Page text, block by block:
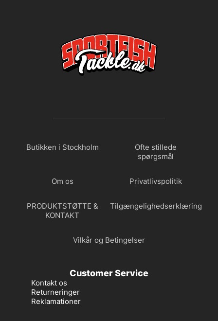
Butikken i Stockholm
Ofte stillede
spørgsmål
Om os Privatlivspolitik
PRODUKTSTØTTE &
KONTAKT
Tilgængelighedserklæring
Vilkår og Betingelser
Customer Service
Kontakt os
Returneringer
Reklamationer